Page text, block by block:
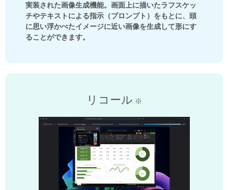
実装された画像生成機能。画面上に描いたラフスケッ
チやテキストによる指示（プロンプト）をもとに、頭
に思い浮かべたイメージに近い画像を生成して形にす
ることができます。
リコール ※